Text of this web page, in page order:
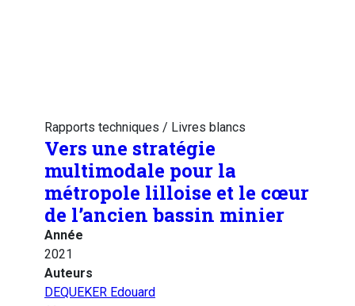
Rapports techniques / Livres blancs
Vers une stratégie
multimodale pour la
métropole lilloise et le cœur
de l’ancien bassin minier
Année
2021
Auteurs
DEQUEKER Edouard